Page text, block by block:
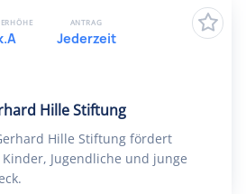
Hille Stiftung
Hille Stiftung fördert
Jugendliche und junge
ANTRAG
Jederzeit